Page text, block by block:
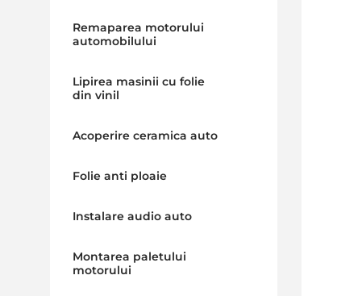
Remaparea motorului
automobilului
Lipirea masinii cu folie
din vinil
Acoperire ceramica auto
Folie anti ploaie
Instalare audio auto
Montarea paletului
motorului